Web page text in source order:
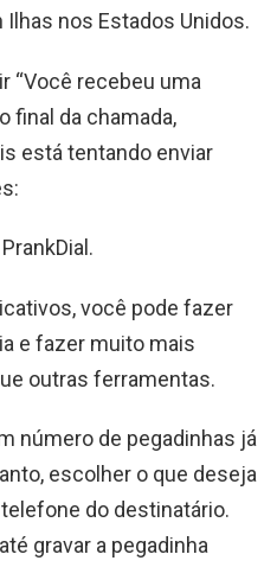
Ilhas nos Estados Unidos.
“Você recebeu uma
final da chamada,
está tentando enviar
você pode fazer
e fazer muito mais
outras ferramentas.
número de pegadinhas já
escolher o que deseja
do destinatário.
gravar a pegadinha